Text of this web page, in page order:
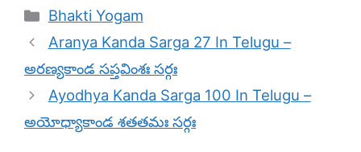
Categories
Bhakti Yogam
Aranya Kanda Sarga 27 In Telugu –
అరణ్యకాండ సప్తవింశః సర్గః
Ayodhya Kanda Sarga 100 In Telugu –
అయోధ్యాకాండ శతతమః సర్గః